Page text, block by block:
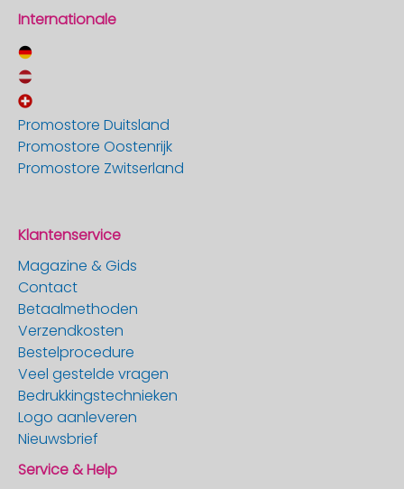
Internationale
Promostore Duitsland
Promostore Oostenrijk
Promostore Zwitserland
Klantenservice
Magazine & Gids
Contact
Betaalmethoden
Verzendkosten
Bestelprocedure
Veel gestelde vragen
Bedrukkingstechnieken
Logo aanleveren
Nieuwsbrief
Service & Help